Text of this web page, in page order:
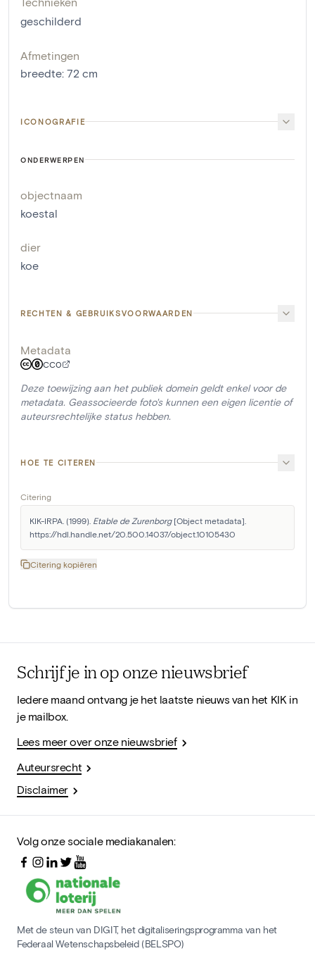
geschilderd
Afmetingen
breedte: 72 cm
ICONOGRAFIE
ONDERWERPEN
objectnaam
koestal
dier
koe
RECHTEN & GEBRUIKSVOORWAARDEN
Metadata
CC0
Deze toewijzing aan het publiek domein geldt enkel voor de
metadata. Geassocieerde foto's kunnen een eigen licentie of
auteursrechtelijke status hebben.
HOE TE CITEREN
Citering
KIK-IRPA. (1999). Etable de Zurenborg [Object metadata].
https://hdl.handle.net/20.500.14037/object.10105430
Citering kopiëren
Schrijf je in op onze nieuwsbrief
Iedere maand ontvang je het laatste nieuws van het KIK in
je mailbox.
Lees meer over onze nieuwsbrief
Auteursrecht
Disclaimer
Volg onze sociale mediakanalen:
Met de steun van DIGIT, het digitaliseringsprogramma van het
Federaal Wetenschapsbeleid (BELSPO)